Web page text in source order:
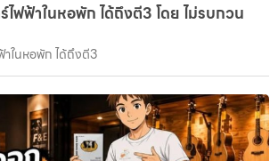
ไฟฟ้าในหอพัก ได้ถึงตี3 โดย ไม่รบกวน
าในหอพัก ได้ถึงตี3